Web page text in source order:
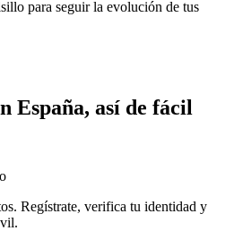
para seguir la evolución de tus
España, así de fácil
Regístrate, verifica tu identidad y